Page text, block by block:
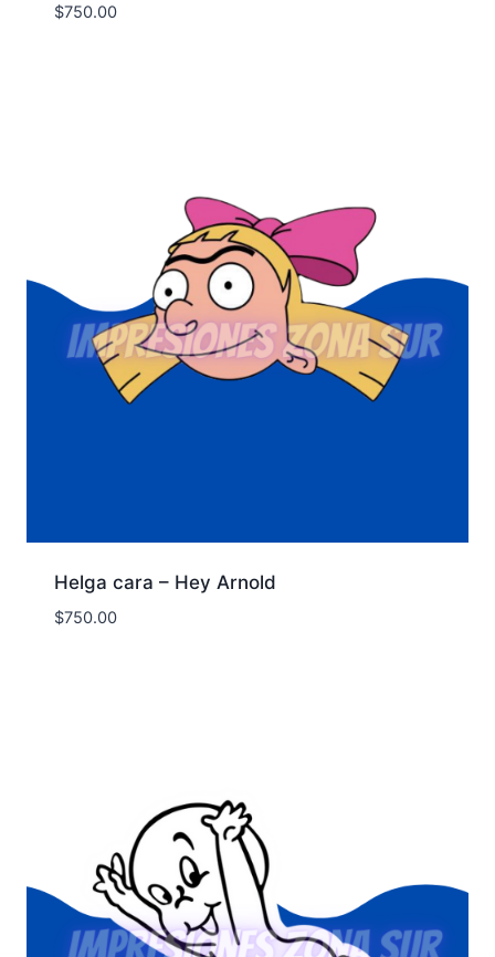
$750.00
Helga cara – Hey Arnold
$750.00